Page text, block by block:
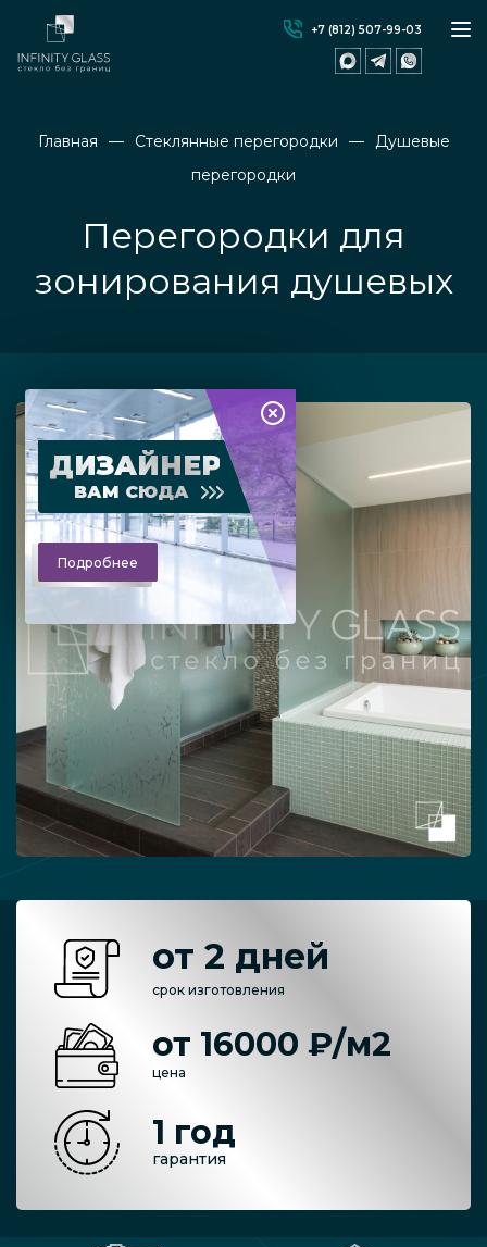
+7 (812) 507-99-03
Главная Стеклянные перегородки
Душевые
перегородки
Перегородки для
зонирования душевых
ДИЗАЙНЕР
ВАМ СЮДА
Подробнее
от 2 дней
срок изготовления
от 16000 ₽/м2
цена
1 год
гарантия